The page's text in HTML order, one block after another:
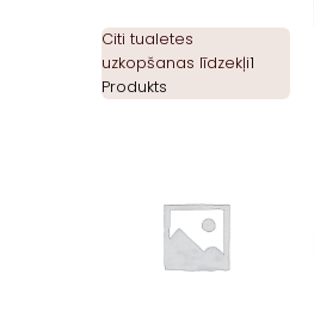
Citi tualetes
uzkopšanas līdzekļi1
Produkts